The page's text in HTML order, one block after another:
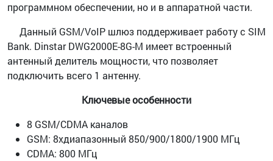
программном обеспечении, но и в аппаратной части.
Данный GSM/VoIP шлюз поддерживает работу с SIM
Bank. Dinstar DWG2000E-8G-M имеет встроенный
антенный делитель мощности, что позволяет
подключить всего 1 антенну.
Ключевые особенности
8 GSM/CDMA каналов
GSM: 8хдиапазонный 850/900/1800/1900 МГц
CDMA: 800 МГц